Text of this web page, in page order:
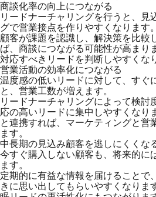
商談化率の向上につながる
リードナーチャリングを行うと、見
グで営業接点を作りやすくなります。
顧客が課題を認識し、解決策を比較
ば、商談につながる可能性が高まり
対応すべきリードを判断しやすくな
営業活動の効率化につながる
温度感の低いリードに対して、すぐ
と、営業工数が増えます。
リードナーチャリングによって検討
応の高いリードに集中しやすくなり
と連携すれば、マーケティングと営
ます。
中長期の見込み顧客を逃しにくくな
今すぐ購入しない顧客も、将来的に
ます。
定期的に有益な情報を届けることで
きに思い出してもらいやすくなりま